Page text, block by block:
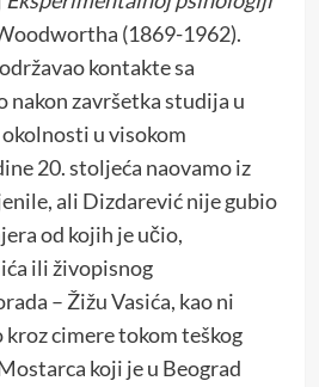
(1869-1962).
kontakte sa
nakon završetka studija u
u visokom
20. stoljeća naovamo iz
ali Dizdarević nije gubio
od kojih je učio,
ili živopisnog
– Žižu Vasića, kao ni
kroz cimere tokom teškog
koji je u Beograd